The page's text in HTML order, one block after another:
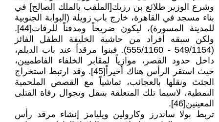
وشرع الوزير طلائع بن رزيك[الملقب بالملك الصالح] في
بناء مسجد في القاهرة، خارج باب زويلة (البوابة الجنوبية
للمدينة المسورة)، ليكون ضريحاً ومدفناً للرفات[44].
ولكن سبقه أفراد من حاشية الخليفة الطفل الفائز
(549/1154 - 555/1160). فبنوا مرقداً عند باب الديلم،
داخل حدود القصر، موازياً لمقابر الخلفاء الفاطميين،
حيث استقر الرأس هناك أخيراً[45]. وقد ارتبط استخراج
الجثث ونقلها بالعجائب، تماشياً مع القصص الملحمية
النمطية، لاسيما تلك المتعلقة بتنقل وتجوال رفاة القتلى
المعينين[46].
تربط بولا ساندرز وكارولين ويليامز إنشاء مرقد رأس